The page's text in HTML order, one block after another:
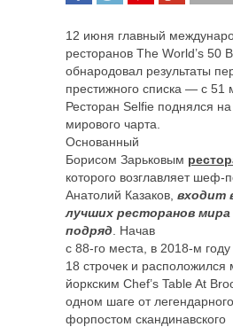
12 июня главный
ресторанов The World’s 50
обнародовал результаты
престижного списка — с 51
Ресторан Selfie поднялся
мирового чарта.
Основанный
Борисом Зарьковым
которого возглавляет шеф-
Анатолий Казаков, входит
лучших ресторанов
подряд . Начав
с 88-го места, в 2018-м
18 строчек и
йоркским Chef’s Table At
одном шаге от
форпостом скандинавского